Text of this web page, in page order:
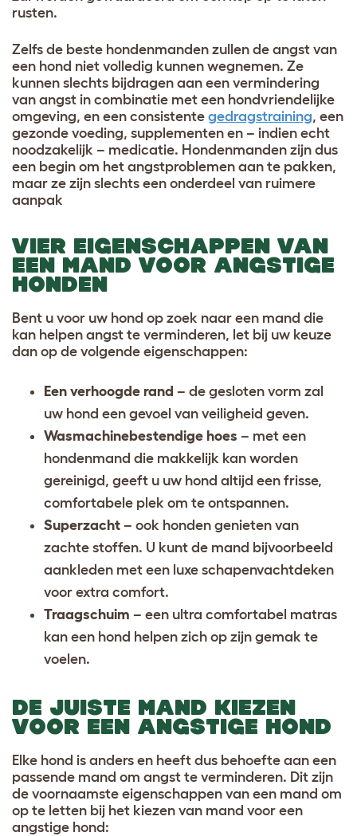
rusten.
Zelfs de beste hondenmanden zullen de angst van
een hond niet volledig kunnen wegnemen. Ze
kunnen slechts bijdragen aan een vermindering
van angst in combinatie met een hondvriendelijke
omgeving, en een consistente gedragstraining, een
gezonde voeding, supplementen en – indien echt
noodzakelijk – medicatie. Hondenmanden zijn dus
een begin om het angstproblemen aan te pakken,
maar ze zijn slechts een onderdeel van ruimere
aanpak
VIER EIGENSCHAPPEN VAN
EEN MAND VOOR ANGSTIGE
HONDEN
Bent u voor uw hond op zoek naar een mand die
kan helpen angst te verminderen, let bij uw keuze
dan op de volgende eigenschappen:
Een verhoogde rand – de gesloten vorm zal
uw hond een gevoel van veiligheid geven.
Wasmachinebestendige hoes – met een
hondenmand die makkelijk kan worden
gereinigd, geeft u uw hond altijd een frisse,
comfortabele plek om te ontspannen.
Superzacht – ook honden genieten van
zachte stoffen. U kunt de mand bijvoorbeeld
aankleden met een luxe schapenvachtdeken
voor extra comfort.
Traagschuim – een ultra comfortabel matras
kan een hond helpen zich op zijn gemak te
voelen.
DE JUISTE MAND KIEZEN
VOOR EEN ANGSTIGE HOND
Elke hond is anders en heeft dus behoefte aan een
passende mand om angst te verminderen. Dit zijn
de voornaamste eigenschappen van een mand om
op te letten bij het kiezen van mand voor een
angstige hond: